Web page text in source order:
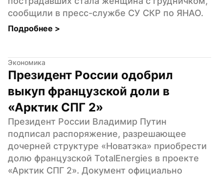
сообщили в пресс-службе СУ СКР по ЯНАО.
Подробнее >
Экономика
Президент России одобрил
выкуп французской доли в
«Арктик СПГ 2»
Президент России Владимир Путин
подписал распоряжение, разрешающее
дочерней структуре «Новатэка» приобрести
долю французской TotalEnergies в проекте
«Арктик СПГ 2». Документ официально